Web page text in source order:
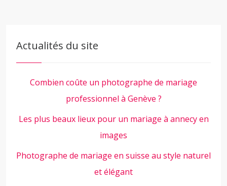
Actualités du site
Combien coûte un photographe de mariage
professionnel à Genève ?
Les plus beaux lieux pour un mariage à annecy en
images
Photographe de mariage en suisse au style naturel
et élégant